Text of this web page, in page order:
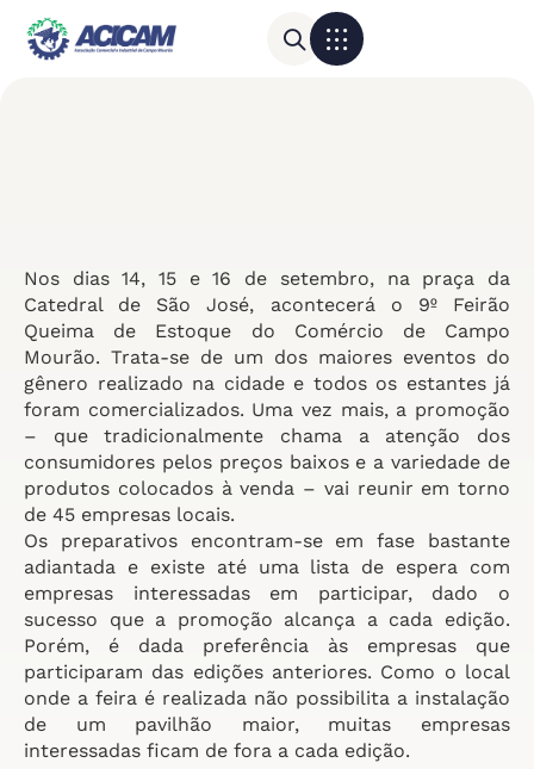
Nos dias 14, 15 e 16 de setembro, na praça da
Catedral de São José, acontecerá o 9º Feirão
Queima de Estoque do Comércio de Campo
Mourão. Trata-se de um dos maiores eventos do
gênero realizado na cidade e todos os estantes já
foram comercializados. Uma vez mais, a promoção
– que tradicionalmente chama a atenção dos
consumidores pelos preços baixos e a variedade de
produtos colocados à venda – vai reunir em torno
de 45 empresas locais.
Os preparativos encontram-se em fase bastante
adiantada e existe até uma lista de espera com
empresas interessadas em participar, dado o
sucesso que a promoção alcança a cada edição.
Porém, é dada preferência às empresas que
participaram das edições anteriores. Como o local
onde a feira é realizada não possibilita a instalação
de um pavilhão maior, muitas empresas
interessadas ficam de fora a cada edição.